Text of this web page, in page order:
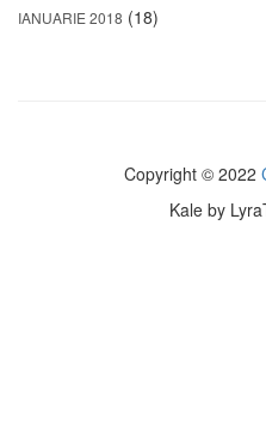
IANUARIE 2018 (18)
Copyright © 2022
Kaleby